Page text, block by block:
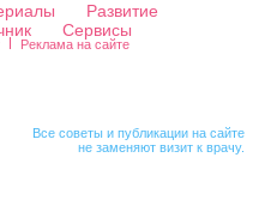
Развитие
Сервисы
Реклама на сайте
Все советы и публикации на сайте
не заменяют визит к врачу.